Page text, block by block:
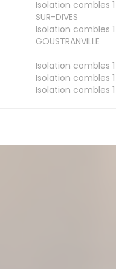
Isolation combles 1
SUR-DIVES
Isolation combles 1
GOUSTRANVILLE
Isolation combles 1
Isolation combles 1
Isolation combles 1